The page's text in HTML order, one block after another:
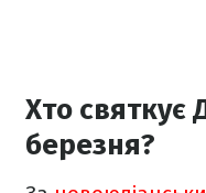
Хто святкує
березня?